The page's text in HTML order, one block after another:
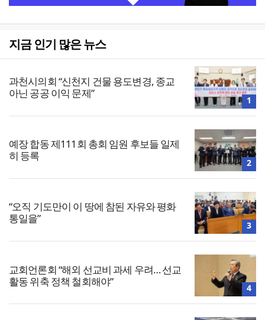
지금 인기 많은 뉴스
과천시의회 “신천지 건물 용도변경, 종교
아닌 공공 이익 문제”
1
예장 합동 제111회 총회 임원 후보들 일제
히 등록
2
“오직 기도만이 이 땅에 참된 자유와 평화
통일을”
3
교회언론회 “해외 선교비 과세 우려… 선교
활동 위축 정책 철회해야”
4